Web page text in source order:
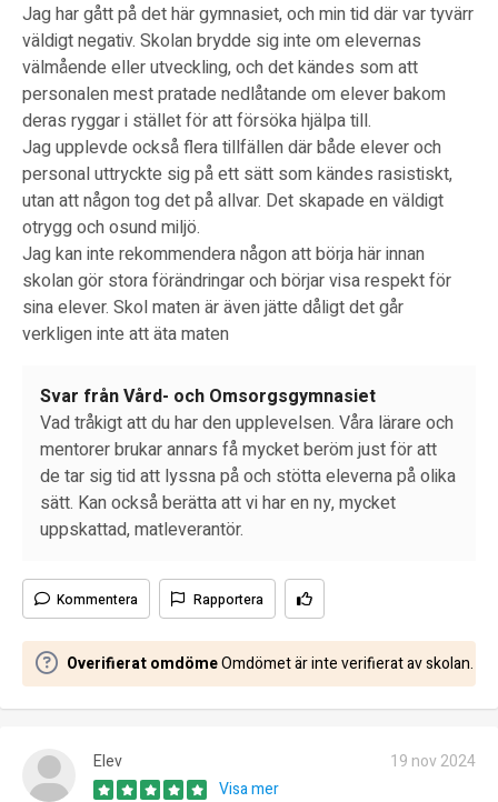
Jag har gått på det här gymnasiet, och min tid där var tyvärr
väldigt negativ. Skolan brydde sig inte om elevernas
välmående eller utveckling, och det kändes som att
personalen mest pratade nedlåtande om elever bakom
deras ryggar i stället för att försöka hjälpa till.
Jag upplevde också flera tillfällen där både elever och
personal uttryckte sig på ett sätt som kändes rasistiskt,
utan att någon tog det på allvar. Det skapade en väldigt
otrygg och osund miljö.
Jag kan inte rekommendera någon att börja här innan
skolan gör stora förändringar och börjar visa respekt för
sina elever. Skol maten är även jätte dåligt det går
verkligen inte att äta maten
Svar från Vård- och Omsorgsgymnasiet
Vad tråkigt att du har den upplevelsen. Våra lärare och
mentorer brukar annars få mycket beröm just för att
de tar sig tid att lyssna på och stötta eleverna på olika
sätt. Kan också berätta att vi har en ny, mycket
uppskattad, matleverantör.
Kommentera Rapportera
Overifierat omdömeOmdömet är inte verifierat av skolan.
Elev
19 nov 2024
Visa mer